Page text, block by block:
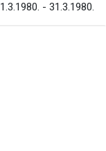
1.3.1980. - 31.3.1980.